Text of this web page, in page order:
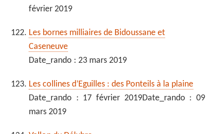
février 2019
Les bornes milliaires de Bidoussane et
Caseneuve
Date_rando : 23 mars 2019
Les collines d’Eguilles : des Ponteils à la plaine
Date_rando : 17 février 2019Date_rando : 09
mars 2019